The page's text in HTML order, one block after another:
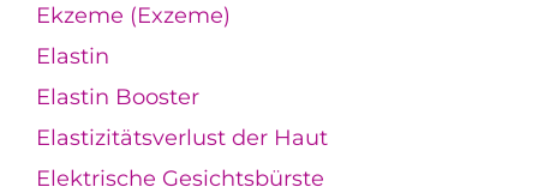
Ekzeme (Exzeme)
Elastin
Elastin Booster
Elastizitätsverlust der Haut
Elektrische Gesichtsbürste